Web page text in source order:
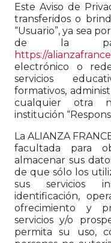
Este Aviso de
transferidos o
“Usuario”, ya sea
de la
https://
electrónico o
servicios
formativos,
cualquier otra
institución
La ALIANZA
facultada para
almacenar sus
de que sólo los
sus servicios
identificación,
ofrecimiento y
servicios y/o
permita su uso,